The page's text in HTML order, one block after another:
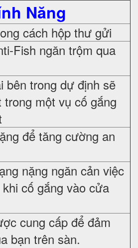
Năng
cách hộp thư gửi
Fish ngăn trộm qua
bên trong dự định sẽ
một vụ cố gắng
để tăng cường an
nặng ngăn cản việc
cố gắng vào cửa
cung cấp để đảm
bạn trên sàn.